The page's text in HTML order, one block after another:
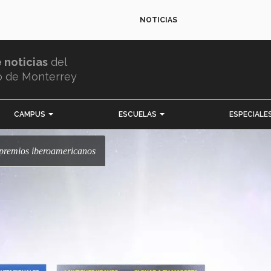
NOTICIAS
noticias del
de Monterrey
CAMPUS ESCUELAS
iberoamericanos